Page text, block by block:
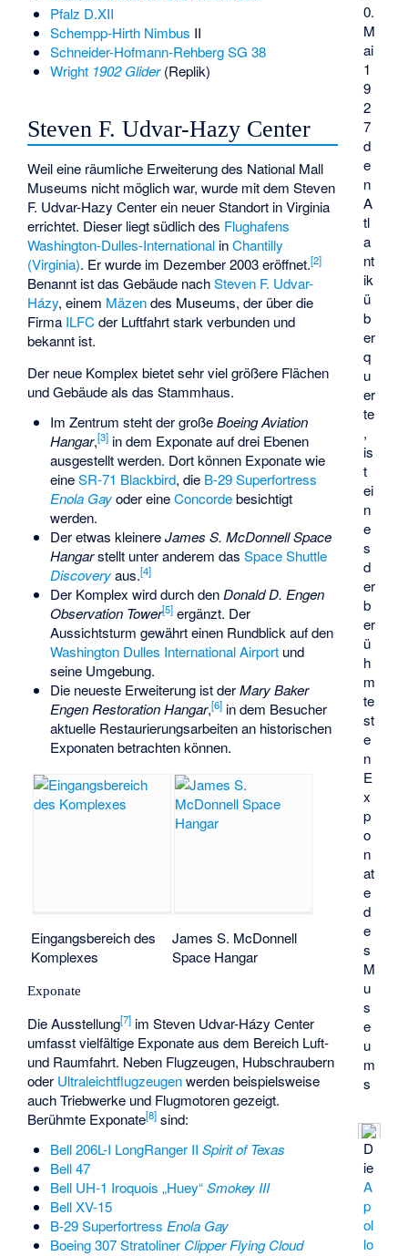
0.
M
ai
1
9
2
7
d
e
n
A
tl
a
nt
ik
ü
b
er
q
u
er
te
,
is
t
ei
n
e
s
d
er
b
er
ü
h
m
te
st
e
n
E
x
p
o
n
at
e
d
e
s
M
u
s
e
u
m
s
D
ie
A
p
ol
lo
Pfalz D.XII
Schempp-Hirth Nimbus II
Schneider-Hofmann-Rehberg SG 38
Wright 1902 Glider(Replik)
Steven F. Udvar-Hazy Center
Weil eine räumliche Erweiterung des National Mall
Museums nicht möglich war, wurde mit dem Steven
F. Udvar-Hazy Center ein neuer Standort in Virginia
errichtet. Dieser liegt südlich des Flughafens
Washington-Dulles-International inChantilly
(Virginia). Er wurde im Dezember 2003 eröffnet.[2]
Benannt ist das Gebäude nachSteven F. Udvar-
Házy, einem Mäzendes Museums, der über die
Firma ILFCder Luftfahrt stark verbunden und
bekannt ist.
Der neue Komplex bietet sehr viel größere Flächen
und Gebäude als das Stammhaus.
Im Zentrum steht der großeBoeing Aviation
Hangar,[3]in dem Exponate auf drei Ebenen
ausgestellt werden. Dort können Exponate wie
eineSR-71 Blackbird, die B-29 Superfortress
Enola Gayoder eineConcordebesichtigt
werden.
Der etwas kleinereJames S. McDonnell Space
Hangarstellt unter anderem das Space Shuttle
Discoveryaus.[4]
Der Komplex wird durch denDonald D. Engen
Observation Tower[5]ergänzt. Der
Aussichtsturm gewährt einen Rundblick auf den
Washington Dulles International Airportund
seine Umgebung.
Die neueste Erweiterung ist derMary Baker
Engen Restoration Hangar,[6]in dem Besucher
aktuelle Restaurierungsarbeiten an historischen
Exponaten betrachten können.
Eingangsbereich des
Komplexes
James S. McDonnell
Space Hangar
Exponate
Die Ausstellung[7] im Steven Udvar-Házy Center
umfasst vielfältige Exponate aus dem Bereich Luft-
und Raumfahrt. Neben Flugzeugen, Hubschraubern
oder Ultraleichtflugzeugenwerden beispielsweise
auch Triebwerke und Flugmotoren gezeigt.
Berühmte Exponate[8] sind:
Bell 206L-I LongRanger II Spirit of Texas
Bell 47
Bell UH-1 Iroquois „Huey“Smokey III
Bell XV-15
B-29 Superfortress Enola Gay
Boeing 307 Stratoliner Clipper Flying Cloud